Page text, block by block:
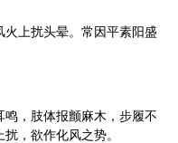
上扰头晕。常因平素阳盛
，肢体报颤麻木，步履不
，欲作化风之势。